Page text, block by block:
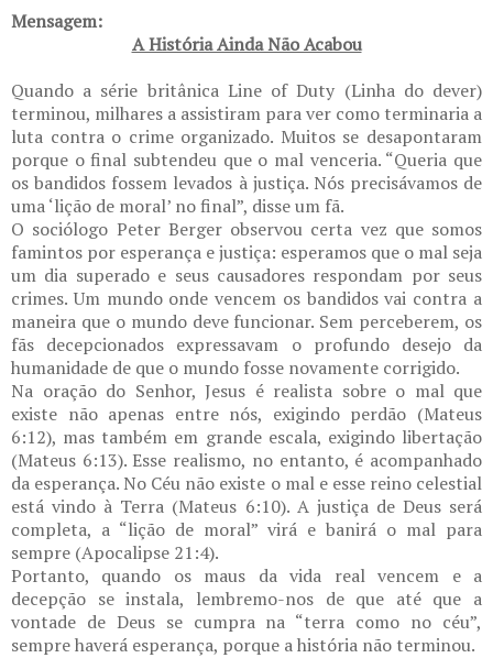
Mensagem:
A História Ainda Não Acabou
Quando a série britânica Line of Duty (Linha do dever)
terminou, milhares a assistiram para ver como terminaria a
luta contra o crime organizado. Muitos se desapontaram
porque o final subtendeu que o mal venceria. “Queria que
os bandidos fossem levados à justiça. Nós precisávamos de
uma ‘lição de moral’ no final”, disse um fã.
O sociólogo Peter Berger observou certa vez que somos
famintos por esperança e justiça: esperamos que o mal seja
um dia superado e seus causadores respondam por seus
crimes. Um mundo onde vencem os bandidos vai contra a
maneira que o mundo deve funcionar. Sem perceberem, os
fãs decepcionados expressavam o profundo desejo da
humanidade de que o mundo fosse novamente corrigido.
Na oração do Senhor, Jesus é realista sobre o mal que
existe não apenas entre nós, exigindo perdão (Mateus
6:12), mas também em grande escala, exigindo libertação
(Mateus 6:13). Esse realismo, no entanto, é acompanhado
da esperança. No Céu não existe o mal e esse reino celestial
está vindo à Terra (Mateus 6:10). A justiça de Deus será
completa, a “lição de moral” virá e banirá o mal para
sempre (Apocalipse 21:4).
Portanto, quando os maus da vida real vencem e a
decepção se instala, lembremo-nos de que até que a
vontade de Deus se cumpra na “terra como no céu”,
sempre haverá esperança, porque a história não terminou.